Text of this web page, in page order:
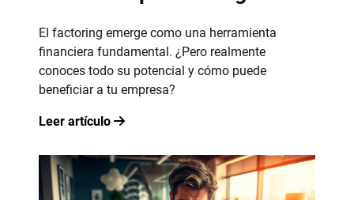
El factoring emerge como una herramienta
financiera fundamental. ¿Pero realmente
conoces todo su potencial y cómo puede
beneficiar a tu empresa?
Leer artículo